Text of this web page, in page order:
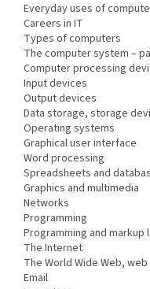
Everyday uses of
Careers in IT
Types of computers
The computer system –
Computer processing
Input devices
Output devices
Data storage, storage
Operating systems
Graphical user interface
Word processing
Spreadsheets and
Graphics and multimedia
Networks
Programming
Programming and markup
The Internet
The World Wide Web,
Email